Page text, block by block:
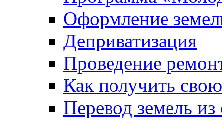
Оформление
Деприватизация
Проведение
Как получить
Перевод земель